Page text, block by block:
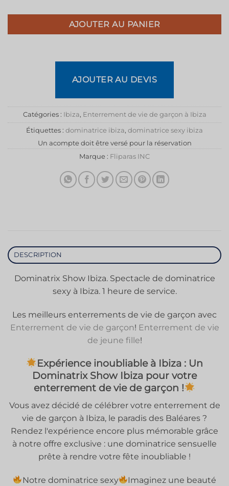
AJOUTER AU PANIER
AJOUTER AU DEVIS
Catégories : Ibiza, Enterrement de vie de garçon à Ibiza
Étiquettes : dominatrice ibiza, dominatrice sexy ibiza
Un acompte doit être versé pour la réservation
Marque : Fliparas INC
DESCRIPTION
Dominatrix Show Ibiza. Spectacle de dominatrice
sexy à Ibiza. 1 heure de service.
Les meilleurs enterrements de vie de garçon avec
Enterrement de vie de garçon! Enterrement de vie
de jeune fille!
Expérience inoubliable à Ibiza : Un
Dominatrix Show Ibiza pour votre
enterrement de vie de garçon !
Vous avez décidé de célébrer votre enterrement de
vie de garçon à Ibiza, le paradis des Baléares ?
Rendez l'expérience encore plus mémorable grâce
à notre offre exclusive : une dominatrice sensuelle
prête à rendre votre fête inoubliable !
Notre dominatrice sexy Imaginez une beauté